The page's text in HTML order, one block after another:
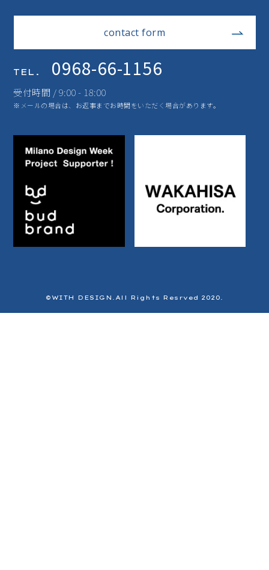
contact form
TEL. 0968-66-1156
受付時間 / 9:00 - 18:00
※メールの場合は、お返事までお時間をいただく場合があります。
©️WITH DESIGN.All Rights Resrved 2020.